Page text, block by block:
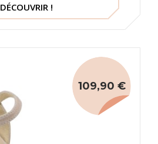
DÉCOUVRIR !
109,90 €